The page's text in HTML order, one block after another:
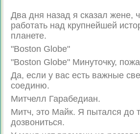
Два дня назад я сказал жене,
работать над крупнейшей
планете.
"Boston Globe"
"Boston Globe" Минуточку,
Да, если у вас есть важные
соединю.
Митчелл Гарабедиан.
Митч, это Майк. Я пытался до
дозвониться.